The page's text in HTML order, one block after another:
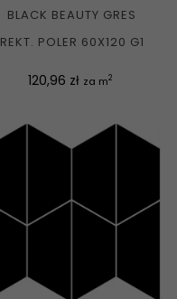
BLACK BEAUTY GRES
REKT. POLER 60X120 G1
Cena
120,96 zł za m2